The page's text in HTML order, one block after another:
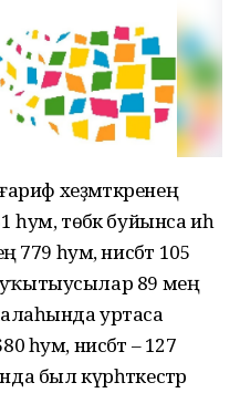
хеҙмәткәренең
төбәк буйынса иһә
779 һум, нисбәт 105
уҡытыусылар 89 мең
уртаса
һум, нисбәт – 127
был күрһәткестәр